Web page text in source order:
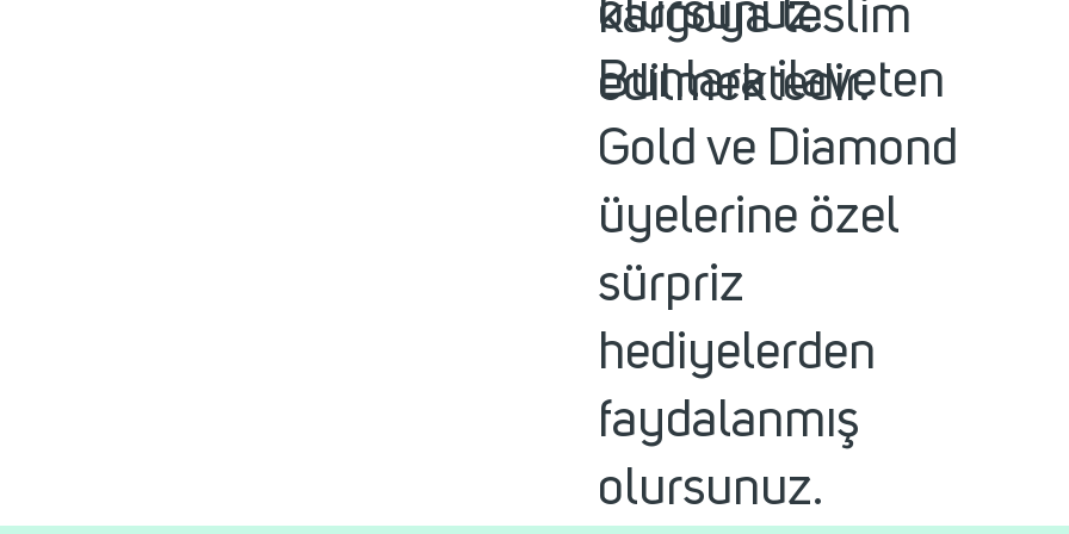
olursunuz.
Bunlara ilaveten
Gold ve Diamond
üyelerine özel
sürpriz
hediyelerden
faydalanmış
olursunuz.
kargoya teslim
edilmektedir.